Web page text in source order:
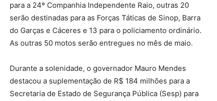
para a 24º Companhia Independente Raio, outras 20
serão destinadas para as Forças Táticas de Sinop, Barra
do Garças e Cáceres e 13 para o policiamento ordinário.
As outras 50 motos serão entregues no mês de maio.
Durante a solenidade, o governador Mauro Mendes
destacou a suplementação de R$ 184 milhões para a
Secretaria de Estado de Segurança Pública (Sesp) para